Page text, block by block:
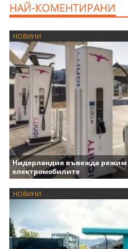
НАЙ-КОМЕНТИРАНИ
НОВИНИ
Нидерландия въвежда режим
електромобилите
НОВИНИ